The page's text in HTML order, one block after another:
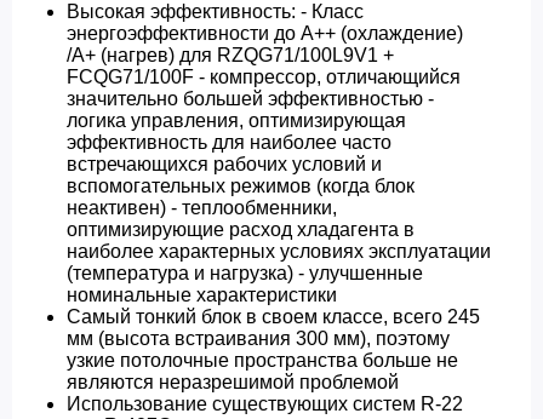
Высокая эффективность: - Класс
энергоэффективности до A++ (охлаждение)
/A+ (нагрев) для RZQG71/100L9V1 +
FCQG71/100F - компрессор, отличающийся
значительно большей эффективностью -
логика управления, оптимизирующая
эффективность для наиболее часто
встречающихся рабочих условий и
вспомогательных режимов (когда блок
неактивен) - теплообменники,
оптимизирующие расход хладагента в
наиболее характерных условиях эксплуатации
(температура и нагрузка) - улучшенные
номинальные характеристики
Самый тонкий блок в своем классе, всего 245
мм (высота встраивания 300 мм), поэтому
узкие потолочные пространства больше не
являются неразрешимой проблемой
Использование существующих систем R-22